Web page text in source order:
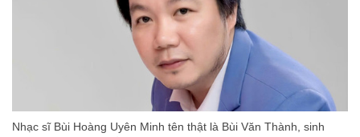
Nhạc sĩ Bùi Hoàng Uyên Minh tên thật là Bùi Văn Thành, sinh